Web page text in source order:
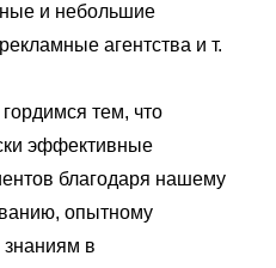
и небольшие
агентства и т.
тем, что
эффективные
благодаря нашему
опытному
в